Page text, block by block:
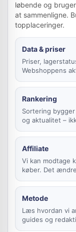
løbende og
at sammenligne.
topplaceringer.
Data & priser
Priser,
Webshoppens
Rankering
Sortering
og aktualitet –
Affiliate
Vi kan modtage
køber. Det
Metode
Læs hvordan vi
guides og